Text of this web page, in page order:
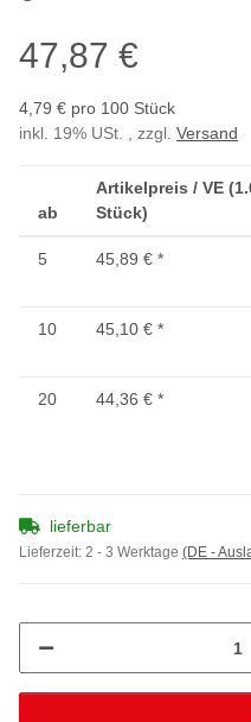
47,87 €
4,79 € pro 100 Stück
inkl. 19% USt. , zzgl. Versand
ab
Artikelpreis / VE
Stück)
5 45,89 € *
10 45,10 € *
20 44,36 € *
lieferbar
Lieferzeit: 2 - 3 Werktage (DE -